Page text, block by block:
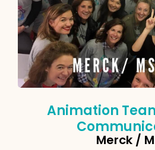
Animation
Merck /